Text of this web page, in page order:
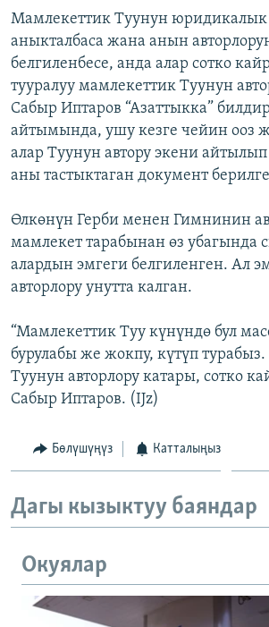
ДАНИСТЕ
ЭЖЕ-СИҢДИЛЕР
АЗАТТЫК+
ЫҢГАЙСЫЗ СУРООЛОР
ОНЛАЙН ШЕРИНЕ
ЭЕ/АРнун бардык сайттары
Мамлекеттик Туунун
аныкталбаса жана анын
белгиленбесе, анда алар сотко
тууралуу мамлекеттик Туунун
Сабыр Иптаров “Азаттыкка”
айтымында, ушу кезге чейин ооз
алар Туунун автору экени
аны тастыктаган документ
Өлкөнүн Герби менен Гимнинин
мамлекет тарабынан өз убагында
алардын эмгеги белгиленген. Ал
авторлору унутта калган.
“Мамлекеттик Туу күнүндө бул
бурулабы же жокпу, күтүп турабыз.
Туунун авторлору катары, сотко
Сабыр Иптаров. (IJz)
Бөлүшүңүз Катталыңыз
Дагы кызыктуу баяндар
Окуялар